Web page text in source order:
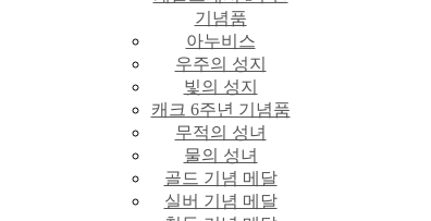
기념품
아누비스
우주의 성지
빛의 성지
캐크 6주년 기념품
무적의 성녀
물의 성녀
골드 기념 메달
실버 기념 메달